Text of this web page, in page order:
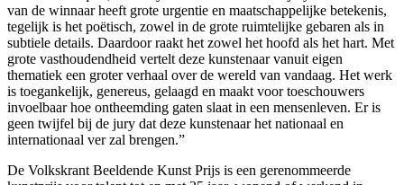
van de winnaar heeft grote urgentie en maatschappelijke betekenis,
tegelijk is het poëtisch, zowel in de grote ruimtelijke gebaren als in
subtiele details. Daardoor raakt het zowel het hoofd als het hart. Met
grote vasthoudendheid vertelt deze kunstenaar vanuit eigen
thematiek een groter verhaal over de wereld van vandaag. Het werk
is toegankelijk, genereus, gelaagd en maakt voor toeschouwers
invoelbaar hoe ontheemding gaten slaat in een mensenleven. Er is
geen twijfel bij de jury dat deze kunstenaar het nationaal en
internationaal ver zal brengen.”
De Volkskrant Beeldende Kunst Prijs is een gerenommeerde